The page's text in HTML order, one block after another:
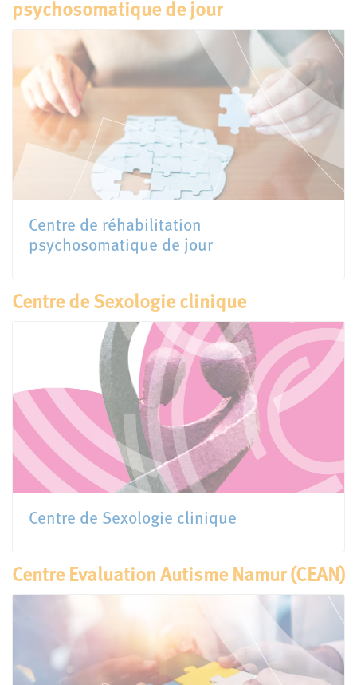
psychosomatique de jour
Centre de réhabilitation
psychosomatique de jour
Centre de Sexologie clinique
Centre de Sexologie clinique
Centre Evaluation Autisme Namur (CEAN)